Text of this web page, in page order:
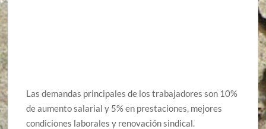
Las demandas principales de los trabajadores son 10%
de aumento salarial y 5% en prestaciones, mejores
condiciones laborales y renovación sindical.